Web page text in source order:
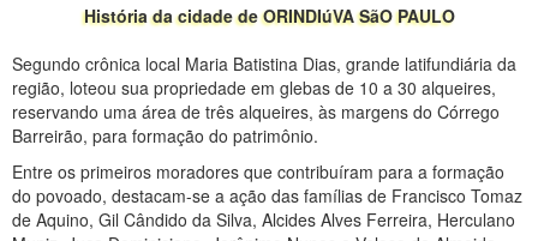
História da cidade de ORINDIúVA SãO PAULO
Segundo crônica local Maria Batistina Dias, grande latifundiária da
região, loteou sua propriedade em glebas de 10 a 30 alqueires,
reservando uma área de três alqueires, às margens do Córrego
Barreirão, para formação do patrimônio.
Entre os primeiros moradores que contribuíram para a formação
do povoado, destacam-se a ação das famílias de Francisco Tomaz
de Aquino, Gil Cândido da Silva, Alcides Alves Ferreira, Herculano